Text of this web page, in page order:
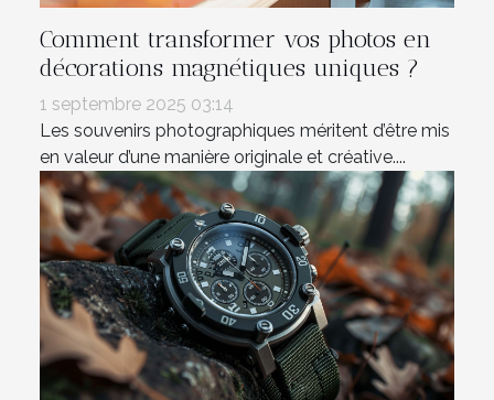
Comment transformer vos photos en
décorations magnétiques uniques ?
1 septembre 2025 03:14
Les souvenirs photographiques méritent d’être mis
en valeur d’une manière originale et créative....